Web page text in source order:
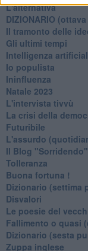
L'alternativa
​DIZIONARIO
Il tramonto delle
Gli ultimi tempi
Intelligenza
Io populista
Ininfluenza
Natale 2023
L'intervista tivvù
La crisi della
Futuribile
L'assurdo
Il Blog "Sorridendo"
Tolleranza
Buona fortuna !
​Dizionario (settima
Disvalori
Le poesie del
Fallimento o quasi
Dizionario (sesta
Zuppa inglese